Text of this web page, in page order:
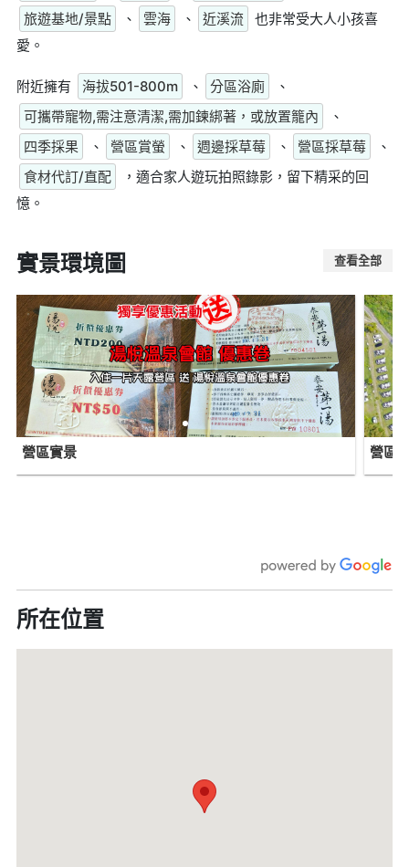
旅遊基地/景點
、 雲海 、 近溪流
也非常受大人小孩喜
愛。
附近擁有 海拔501-800m 、 分區浴廁
、
可攜帶寵物,需注意清潔,需加鍊綁著，或放置籠內
、
四季採果
、 營區賞螢 、 週邊採草莓 、 營區採草莓
、
食材代訂/直配
，適合家人遊玩拍照錄影，留下精采的回
憶。
實景環境圖 查看全部
營區實景 營區
所在位置